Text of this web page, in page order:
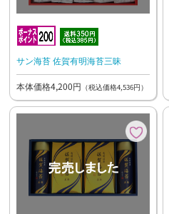
サン海苔 佐賀有明海苔三昧
本体価格4,200円 （税込価格4,536円）